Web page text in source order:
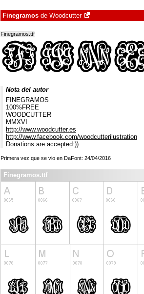
Finegramos de Woodcutter
Finegramos.ttf
Nota del autor
FINEGRAMOS
100%FREE
WOODCUTTER
MMXVI
http://www.woodcutter.es
http://www.facebook.com/woodcutterilustration
Donations are accepted:))
Primera vez que se vio en DaFont: 24/04/2016
Finegramos.ttf